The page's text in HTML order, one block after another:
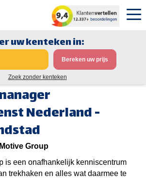
uw kenteken in:
Bereken uw prijs
Zoek zonder kenteken
Nederland -
Group
is een onafhankelijk kenniscentrum
trekhaken en alles wat daarmee te